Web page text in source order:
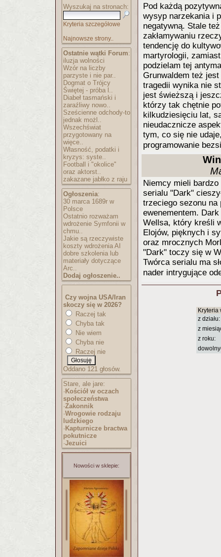
Wyszukaj na stronach:
Kryteria szczegółowe
Najnowsze strony..
Ostatnie wątki Forum:
iluzja wolności
Wzór na liczby
parzyste i nie par..
Dogmat o Trójcy
Świętej - próba l..
Diabeł tasmański i
zaraźliwy nowo..
Sześcienne odchody-to
jednak możl..
Wszechświat
przygotowany na
więce..
Własność, podatki i
kryzys: syste..
Football i "okolice"
oraz aktorst..
zakazane jabłko z raju
Ogłoszenia:
30 marca 1689r w
Polsce
Ostatnio rozważam
wdrożenie Symfonii w
chmu..
Jakie są rzeczywiste
koszty wdrożenia AI
dobre szkolenia lub
materiały dotyczące
Arc..
Dodaj ogłoszenie..
Czy wojna USA/Iran
skoczy się w 2026?
Raczej tak
Chyba tak
Nie wiem
Chyba nie
Raczej nie
Oddano 121 głosów.
Stare, ale jare:
· Kościół w oczach
społeczeństwa
·Zakonnik
·Wrogowie rodzaju
ludzkiego
· Kapturnicze bractwa
pokutnicze
·Jezuici
Nowości w sklepie:
Pod każdą
wysyp narzekania i
negatywną. Stale
zakłamywaniu
tendencję do
martyrologii,
podzielam tej
Grunwaldem też
tragedii wynika nie
jest świeższą i
którzy tak chętnie
kilkudziesięciu lat,
nieudacznicze
tym, co się nie
programowanie
Niemcy mieli
serialu "Dark"
trzeciego sezonu na
ewenementem.
Wellsa, który kreśli
Elojów, pięknych i
oraz mrocznych
"Dark" toczy się w
Twórca serialu ma
nader intrygujące
Kryteria
z działu:
z
z roku: